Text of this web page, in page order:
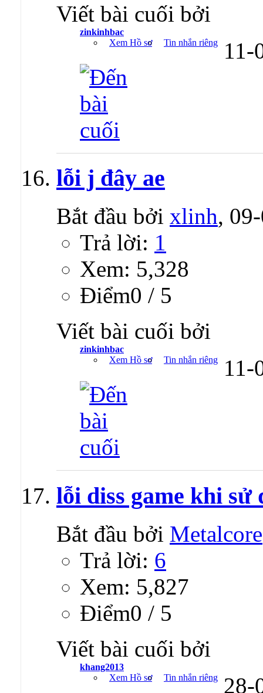
Viết bài cuối bởi
zinkinhbac
Xem Hồ sơ
Tin nhắn riêng 11-
lỗi j đây ae
Bắt đầu bởi xlinh,
Trả lời: 1
Xem: 5,328
Ðiểm0 / 5
Viết bài cuối bởi
zinkinhbac
Xem Hồ sơ
Tin nhắn riêng 11-
lỗi diss game khi sử
Bắt đầu bởi Metalcore
Trả lời: 6
Xem: 5,827
Ðiểm0 / 5
Viết bài cuối bởi
khang2013
Xem Hồ sơ
Tin nhắn riêng 28-